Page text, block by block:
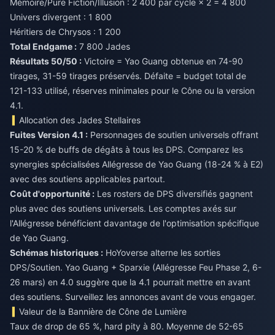
Mémoire/Pure Fiction/Illusion : 2 400 par cycle × 2 = 4 800
Univers divergent : 1 800
Héritiers de Chrysos : 1 200
Total Endgame : 7 800 Jades
Résultats 50/50 : Victoire = Yao Guang obtenue en 74-90
tirages, 31-59 tirages préservés. Défaite = budget total de
121-133 utilisé, réserves minimales pour le Cône ou la version
4.1.
Allocation des Jades Stellaires
Fuites Version 4.1 : Personnages de soutien universels offrant
15-20 % de buffs de dégâts à tous les DPS. Comparez les
synergies spécialisées Allégresse de Yao Guang (18-24 % à E2)
avec des soutiens applicables partout.
Coût d'opportunité : Les rosters de DPS diversifiés gagnent
plus avec des soutiens universels. Les comptes axés sur
l'Allégresse bénéficient davantage de l'optimisation spécifique
de Yao Guang.
Schémas historiques : HoYoverse alterne les sorties
DPS/Soutien. Yao Guang + Sparxie (Allégresse Feu Phase 2, 6-
26 mars) en 4.0 suggère que la 4.1 pourrait mettre en avant
des soutiens. Surveillez les annonces avant de vous engager.
Valeur de la Bannière de Cône de Lumière
Taux de drop de 65 %, hard pity à 80. Moyenne de 52-65